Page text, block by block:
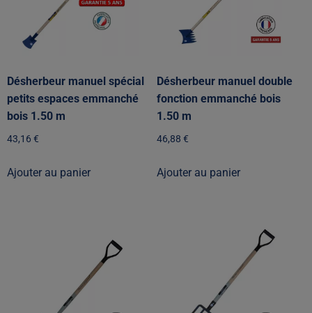
Désherbeur manuel spécial
petits espaces emmanché
bois 1.50 m
43,16 €
Ajouter au panier
Désherbeur manuel double
fonction emmanché bois
1.50 m
46,88 €
Ajouter au panier